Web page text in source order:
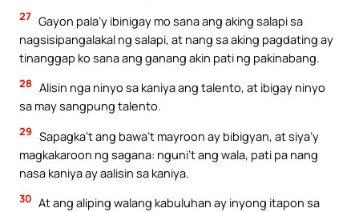
27 Gayon pala’y ibinigay mo sana ang aking salapi sa
nagsisipangalakal ng salapi, at nang sa aking pagdating ay
tinanggap ko sana ang ganang akin pati ng pakinabang.
28 Alisin nga ninyo sa kaniya ang talento, at ibigay ninyo
sa may sangpung talento.
29 Sapagka’t ang bawa’t mayroon ay bibigyan, at siya’y
magkakaroon ng sagana: nguni’t ang wala, pati pa nang
nasa kaniya ay aalisin sa kaniya.
30 At ang aliping walang kabuluhan ay inyong itapon sa